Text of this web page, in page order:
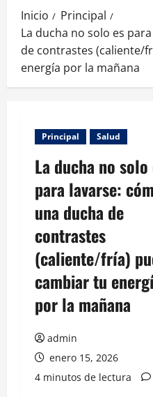
Inicio
Principal
La ducha no solo es
de contrastes (caliente/
energía por la mañana
Principal Salud
La ducha no solo
para lavarse:
una ducha de
contrastes
(caliente/fría)
cambiar tu
por la mañana
admin
enero 15, 2026
4 minutos de lectura